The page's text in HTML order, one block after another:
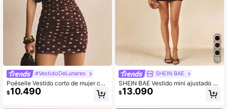
#VestidoDeLunares
Poéselle Vestido corto de mujer con
cuello de barco, mangas de murciél
ago, ajustado y fruncido con lunare
$10.490
13
SHEIN BAE
SHEIN BAE Vestido mini ajustado de
color negro sólido, sexy y transpare
nte con drapeado, sin mangas y cu
$13.090